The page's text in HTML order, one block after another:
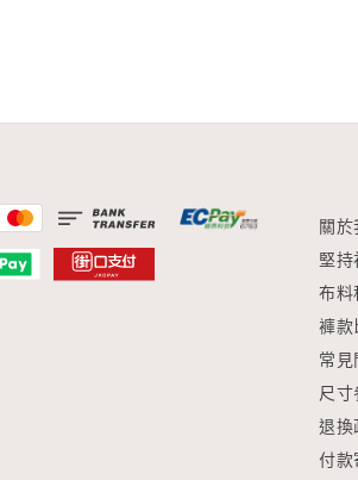
關
堅
布
褲
常見
尺
退
付